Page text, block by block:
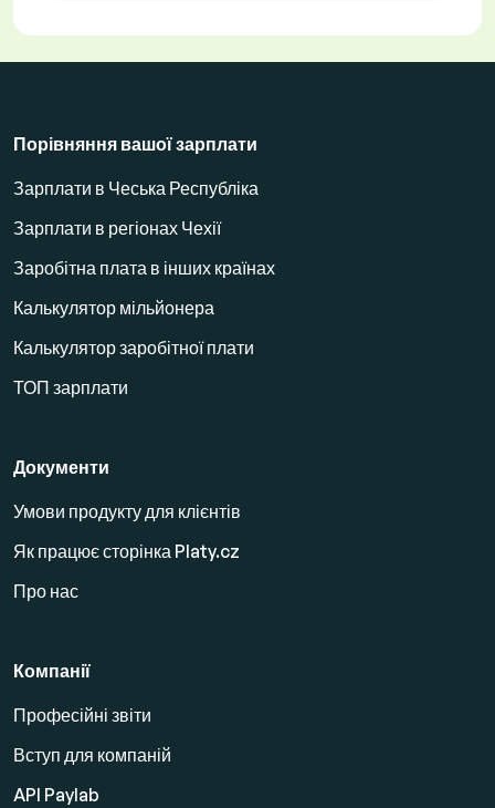
Порівняння вашої зарплати
Зарплати в Чеська Республіка
Зарплати в регіонах Чехії
Заробітна плата в інших країнах
Калькулятор мільйонера
Калькулятор заробітної плати
ТОП зарплати
Документи
Умови продукту для клієнтів
Як працює сторінка Platy.cz
Про нас
Компанії
Професійні звіти
Вступ для компаній
API Paylab